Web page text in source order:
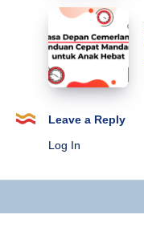
Rahasia
dari
Jejak
Sejarahnya
Masa
Depan
Cemerlang:
Panduan
Cepat
Mandarin
Hebat
Leave a Reply
Log In